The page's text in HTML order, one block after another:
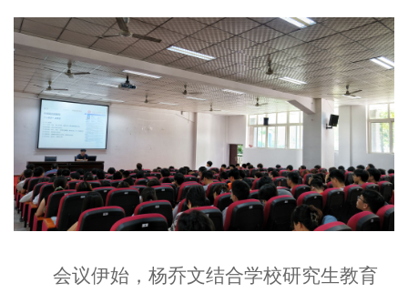
会议伊始，杨乔文结合学校研究生教育